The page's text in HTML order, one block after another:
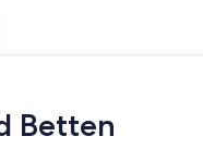
Betten